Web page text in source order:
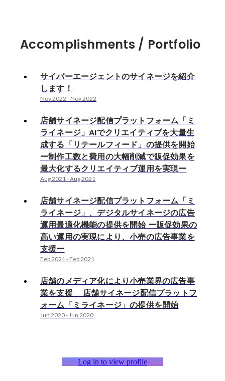
Accomplishments / Portfolio
サイバーエージェントのサイネージを紹介
します！
Nov 2022 - Nov 2022
店舗サイネージ配信プラットフォーム「ミ
ライネージ」AIでクリエイティブを大量生
成する「リテールフィード」の提供を開始
ー制作工数と費用の大幅削減で販促効果を
最大化するクリエイティブ運用を実現ー
Aug 2021-Aug 2021
店舗サイネージ配信プラットフォーム「ミ
ライネージ」、デジタルサイネージの広告
運用最適化機能の提供を開始 ー販促効果の
高い運用の実現により、小売の広告事業を
支援ー
Feb 2021- Feb 2021
店舗のメディア化により小売業界の広告事
業を支援 店舗サイネージ配信プラットフ
ォーム「ミライネージ」の提供を開始
Jun 2020-Jun 2020
Log in to view profile